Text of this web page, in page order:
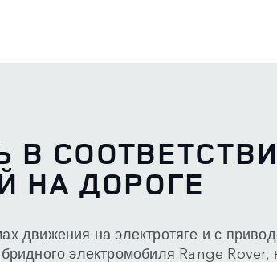
В
НА ДОРОГЕ
движения на электротяге и с
электромобиля Range